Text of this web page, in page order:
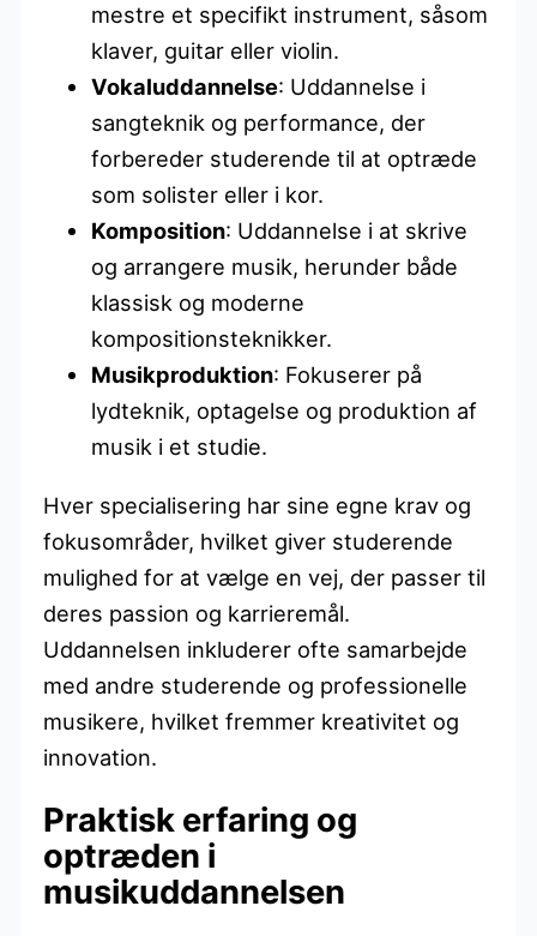
mestre et specifikt instrument, såsom
klaver, guitar eller violin.
Vokaluddannelse: Uddannelse i
sangteknik og performance, der
forbereder studerende til at optræde
som solister eller i kor.
Komposition: Uddannelse i at skrive
og arrangere musik, herunder både
klassisk og moderne
kompositionsteknikker.
Musikproduktion: Fokuserer på
lydteknik, optagelse og produktion af
musik i et studie.
Hver specialisering har sine egne krav og
fokusområder, hvilket giver studerende
mulighed for at vælge en vej, der passer til
deres passion og karrieremål.
Uddannelsen inkluderer ofte samarbejde
med andre studerende og professionelle
musikere, hvilket fremmer kreativitet og
innovation.
Praktisk erfaring og
optræden i
musikuddannelsen